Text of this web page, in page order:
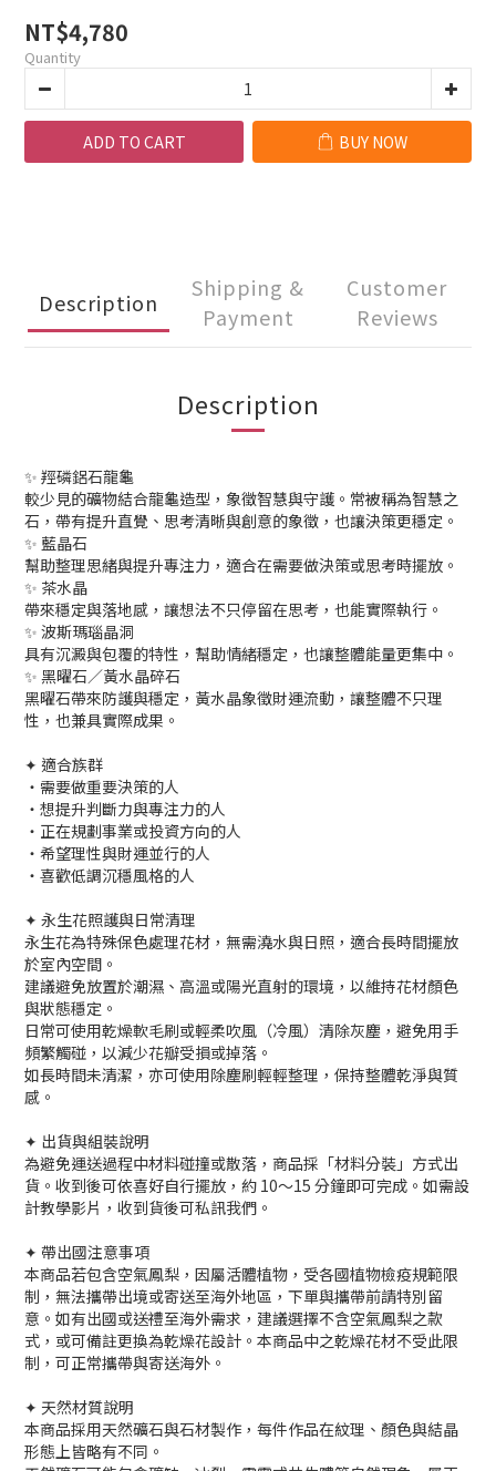
NT$4,780
Quantity
ADD TO CART BUY NOW
Description
Shipping &
Payment
Customer
Reviews
Description
✨ 羥磷鋁石龍龜
較少見的礦物結合龍龜造型，象徵智慧與守護。常被稱為智慧之
石，帶有提升直覺、思考清晰與創意的象徵，也讓決策更穩定。
✨ 藍晶石
幫助整理思緒與提升專注力，適合在需要做決策或思考時擺放。
✨ 茶水晶
帶來穩定與落地感，讓想法不只停留在思考，也能實際執行。
✨ 波斯瑪瑙晶洞
具有沉澱與包覆的特性，幫助情緒穩定，也讓整體能量更集中。
✨ 黑曜石／黃水晶碎石
黑曜石帶來防護與穩定，黃水晶象徵財運流動，讓整體不只理
性，也兼具實際成果。
✦ 適合族群
・需要做重要決策的人
・想提升判斷力與專注力的人
・正在規劃事業或投資方向的人
・希望理性與財運並行的人
・喜歡低調沉穩風格的人
✦ 永生花照護與日常清理
永生花為特殊保色處理花材，無需澆水與日照，適合長時間擺放
於室內空間。
建議避免放置於潮濕、高溫或陽光直射的環境，以維持花材顏色
與狀態穩定。
日常可使用乾燥軟毛刷或輕柔吹風（冷風）清除灰塵，避免用手
頻繁觸碰，以減少花瓣受損或掉落。
如長時間未清潔，亦可使用除塵刷輕輕整理，保持整體乾淨與質
感。
✦ 出貨與組裝說明
為避免運送過程中材料碰撞或散落，商品採「材料分裝」方式出
貨。收到後可依喜好自行擺放，約 10～15 分鐘即可完成。如需設
計教學影片，收到貨後可私訊我們。
✦ 帶出國注意事項
本商品若包含空氣鳳梨，因屬活體植物，受各國植物檢疫規範限
制，無法攜帶出境或寄送至海外地區，下單與攜帶前請特別留
意。如有出國或送禮至海外需求，建議選擇不含空氣鳳梨之款
式，或可備註更換為乾燥花設計。本商品中之乾燥花材不受此限
制，可正常攜帶與寄送海外。
✦ 天然材質說明
本商品採用天然礦石與石材製作，每件作品在紋理、顏色與結晶
形態上皆略有不同。